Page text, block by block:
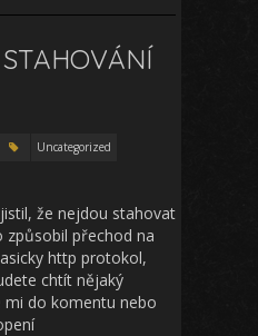
Uncategorized
že nejdou stahovat
způsobil přechod na
http protokol,
chtít nějaký
mi do komentu nebo